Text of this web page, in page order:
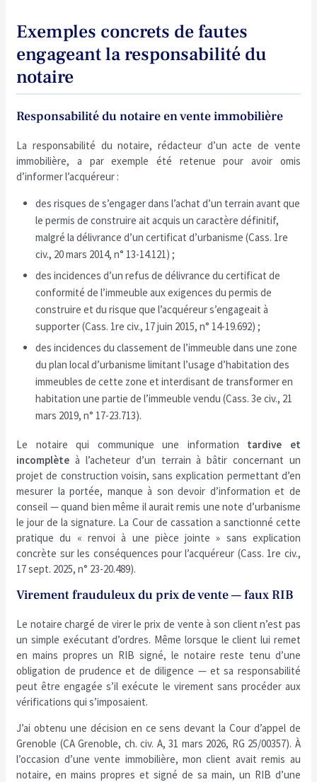
Exemples concrets de fautes
engageant la responsabilité du
notaire
Responsabilité du notaire en vente immobilière
La responsabilité du notaire, rédacteur d’un acte de vente
immobilière, a par exemple été retenue pour avoir omis
d’informer l’acquéreur :
des risques de s’engager dans l’achat d’un terrain avant que
le permis de construire ait acquis un caractère définitif,
malgré la délivrance d’un certificat d’urbanisme (Cass. 1re
civ., 20 mars 2014, n° 13-14.121) ;
des incidences d’un refus de délivrance du certificat de
conformité de l’immeuble aux exigences du permis de
construire et du risque que l’acquéreur s’engageait à
supporter (Cass. 1re civ., 17 juin 2015, n° 14-19.692) ;
des incidences du classement de l’immeuble dans une zone
du plan local d’urbanisme limitant l’usage d’habitation des
immeubles de cette zone et interdisant de transformer en
habitation une partie de l’immeuble vendu (Cass. 3e civ., 21
mars 2019, n° 17-23.713).
Le notaire qui communique une information tardive et
incomplète à l’acheteur d’un terrain à bâtir concernant un
projet de construction voisin, sans explication permettant d’en
mesurer la portée, manque à son devoir d’information et de
conseil — quand bien même il aurait remis une note d’urbanisme
le jour de la signature. La Cour de cassation a sanctionné cette
pratique du « renvoi à une pièce jointe » sans explication
concrète sur les conséquences pour l’acquéreur (Cass. 1re civ.,
17 sept. 2025, n° 23-20.489).
Virement frauduleux du prix de vente — faux RIB
Le notaire chargé de virer le prix de vente à son client n’est pas
un simple exécutant d’ordres. Même lorsque le client lui remet
en mains propres un RIB signé, le notaire reste tenu d’une
obligation de prudence et de diligence — et sa responsabilité
peut être engagée s’il exécute le virement sans procéder aux
vérifications qui s’imposaient.
J’ai obtenu une décision en ce sens devant la Cour d’appel de
Grenoble (CA Grenoble, ch. civ. A, 31 mars 2026, RG 25/00357). À
l’occasion d’une vente immobilière, mon client avait remis au
notaire, en mains propres et signé de sa main, un RIB d’une